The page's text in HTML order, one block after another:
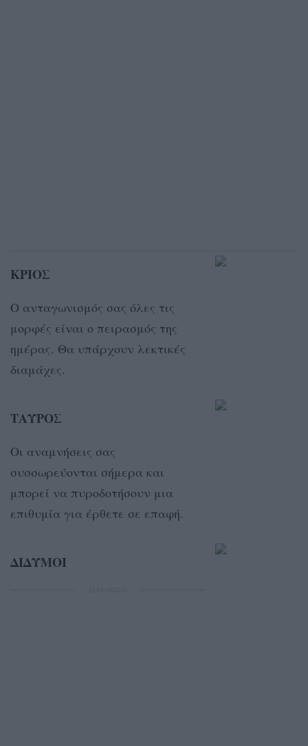
ΚΡΙΟΣ
Ο ανταγωνισμός σας όλες τις
μορφές είναι ο πειρασμός της
ημέρας. Θα υπάρχουν λεκτικές
διαμάχες.
ΤΑΥΡΟΣ
Οι αναμνήσεις σας
συσσωρεύονται σήμερα και
μπορεί να πυροδοτήσουν μια
επιθυμία για έρθετε σε επαφή.
ΔΙΔΥΜΟΙ